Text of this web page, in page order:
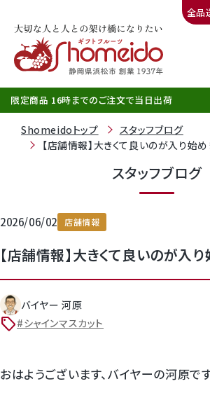
全品
天使音（あまね）マスクメロン
限定商品 16時までのご注文で当日出荷
Shomeidoトップ
スタッフブログ
【店舗情報】大きくて良いのが入り始め
スタッフブログ
2026/06/02 店舗情報
【店舗情報】大きくて良いのが入り
バイヤー 河原
sell#シャインマスカット
おはようございます、バイヤーの河原です